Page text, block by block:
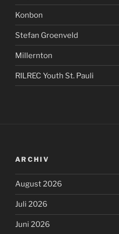
Konbon
Stefan Groenveld
Millernton
RILREC Youth St. Pauli
ARCHIV
August 2026
Juli 2026
Juni 2026